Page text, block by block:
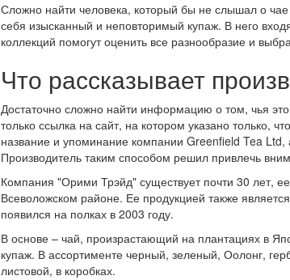
Сложно найти человека, который бы не слышал о
себя изысканный и неповторимый купаж. В него
коллекций помогут оценить все разнообразие и
Что рассказывает
Достаточно сложно найти информацию о том, чья это
только ссылка на сайт, на котором указано только,
название и упоминание компании Greenfield Tea
Производитель таким способом решил привлечь
Компания "Орими Трэйд" существует почти 30 лет,
Всеволожском районе. Ее продукцией также
появился на полках в 2003 году.
В основе – чай, произрастающий на плантациях в
купаж. В ассортименте черный, зеленый, Оолонг,
листовой, в коробках.